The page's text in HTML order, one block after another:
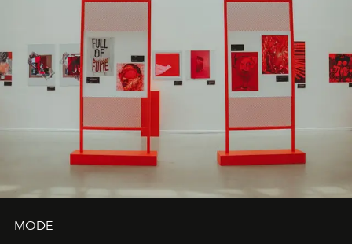
MODE